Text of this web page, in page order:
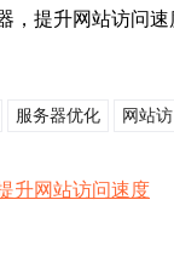
，提升网站访问
服务器优化 网站
升网站访问速度